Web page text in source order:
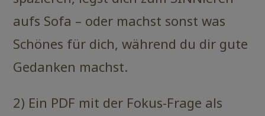
aufs Sofa – oder machst sonst was
Schönes für dich, während du dir gute
Gedanken machst.
2) Ein PDF mit der Fokus-Frage als